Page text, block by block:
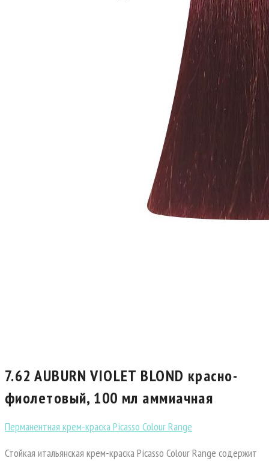
7.62 AUBURN VIOLET BLOND красно-
фиолетовый, 100 мл аммиачная
Перманентная крем-краска Picasso Colour Range
Стойкая итальянская крем-краска Picasso Colour Range содержит